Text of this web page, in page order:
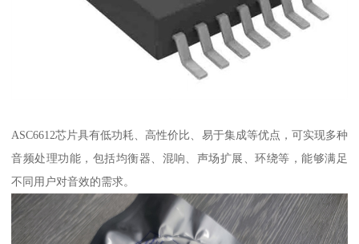
ASC6612芯片具有低功耗、高性价比、易于集成等优点，可实现多种
音频处理功能，包括均衡器、混响、声场扩展、环绕等，能够满足
不同用户对音效的需求。